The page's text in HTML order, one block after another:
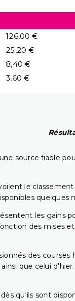
126,00 €
25,20 €
8,40 €
3,60 €
source fiable
le
quelques
les gains
des mises
des
que celui
qu'ils sont